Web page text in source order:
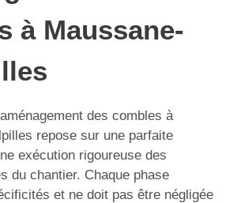
à Maussane-
des combles à
repose sur une parfaite
exécution rigoureuse des
du chantier. Chaque phase
et ne doit pas être négligée